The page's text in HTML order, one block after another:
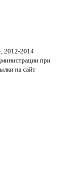
2012-2014
при
на сайт